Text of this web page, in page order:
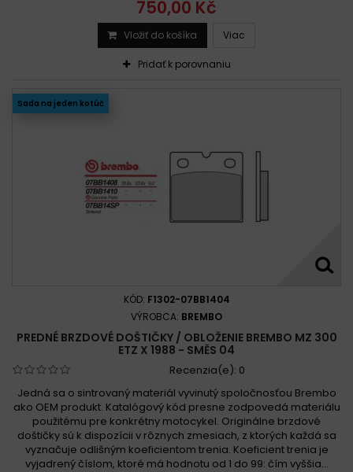
750,00 Kč
Vložiť do košíka Viac
Pridať k porovnaniu
Sada na jeden kotúč
KÓD: F1302-07BB1404
VÝROBCA: BREMBO
PREDNÉ BRZDOVÉ DOŠTIČKY / OBLOŽENIE BREMBO MZ 300
ETZ X 1988 - SMĚS 04
Recenzia(e): 0
Jedná sa o sintrovaný materiál vyvinutý spoločnosťou Brembo
ako OEM produkt. Katalógový kód presne zodpovedá materiálu
použitému pre konkrétny motocykel. Originálne brzdové
doštičky sú k dispozícii v rôznych zmesiach, z ktorých každá sa
vyznačuje odlišným koeficientom trenia. Koeficient trenia je
vyjadrený číslom, ktoré má hodnotu od 1 do 99: čím vyššia...